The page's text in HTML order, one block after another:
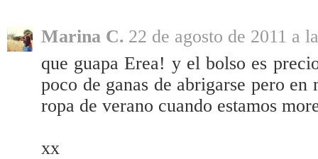
Marina C. 22 de agosto de 2011 a
que guapa Erea! y el bolso es
poco de ganas de abrigarse pero
ropa de verano cuando estamos
xx